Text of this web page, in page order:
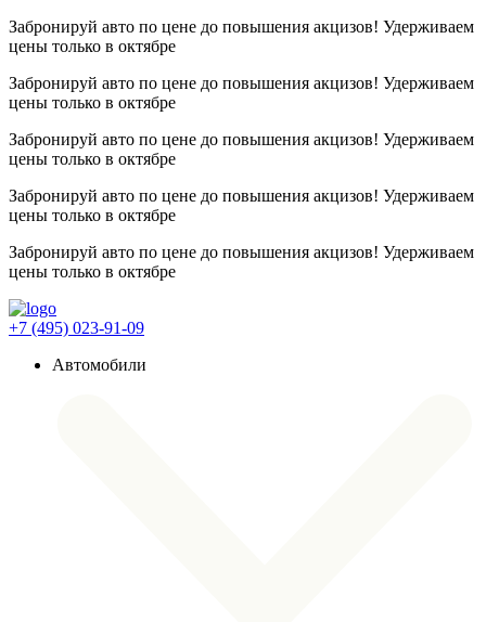
Забронируй авто по цене до повышения акцизов! Удерживаем
цены только в октябре
Забронируй авто по цене до повышения акцизов! Удерживаем
цены только в октябре
Забронируй авто по цене до повышения акцизов! Удерживаем
цены только в октябре
Забронируй авто по цене до повышения акцизов! Удерживаем
цены только в октябре
Забронируй авто по цене до повышения акцизов! Удерживаем
цены только в октябре
+7 (495) 023-91-09
Автомобили